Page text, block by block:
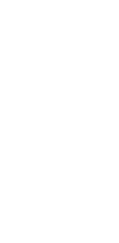
treści i reklam,
witryny,
i
z innymi
korzystania z